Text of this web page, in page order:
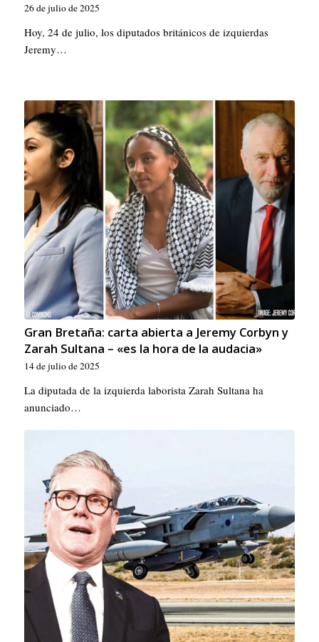
26 de julio de 2025
Hoy, 24 de julio, los diputados británicos de izquierdas
Jeremy…
Gran Bretaña: carta abierta a Jeremy Corbyn y
Zarah Sultana – «es la hora de la audacia»
14 de julio de 2025
La diputada de la izquierda laborista Zarah Sultana ha
anunciado…